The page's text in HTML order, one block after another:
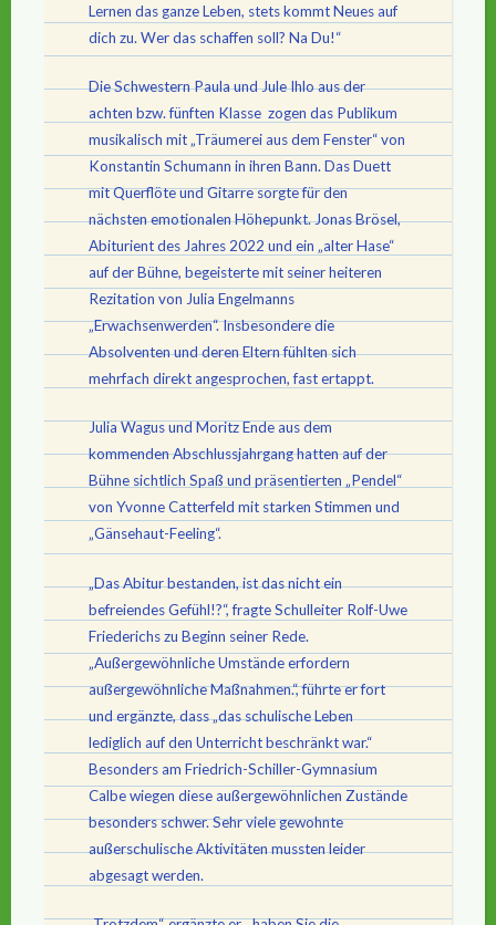
Lernen das ganze Leben, stets kommt Neues auf
dich zu. Wer das schaffen soll? Na Du!“
Die Schwestern Paula und Jule Ihlo aus der
achten bzw. fünften Klasse zogen das Publikum
musikalisch mit „Träumerei aus dem Fenster“ von
Konstantin Schumann in ihren Bann. Das Duett
mit Querflöte und Gitarre sorgte für den
nächsten emotionalen Höhepunkt. Jonas Brösel,
Abiturient des Jahres 2022 und ein „alter Hase“
auf der Bühne, begeisterte mit seiner heiteren
Rezitation von Julia Engelmanns
„Erwachsenwerden“. Insbesondere die
Absolventen und deren Eltern fühlten sich
mehrfach direkt angesprochen, fast ertappt.
Julia Wagus und Moritz Ende aus dem
kommenden Abschlussjahrgang hatten auf der
Bühne sichtlich Spaß und präsentierten „Pendel“
von Yvonne Catterfeld mit starken Stimmen und
„Gänsehaut-Feeling“.
„Das Abitur bestanden, ist das nicht ein
befreiendes Gefühl!?“, fragte Schulleiter Rolf-Uwe
Friederichs zu Beginn seiner Rede.
„Außergewöhnliche Umstände erfordern
außergewöhnliche Maßnahmen.“, führte er fort
und ergänzte, dass „das schulische Leben
lediglich auf den Unterricht beschränkt war.“
Besonders am Friedrich-Schiller-Gymnasium
Calbe wiegen diese außergewöhnlichen Zustände
besonders schwer. Sehr viele gewohnte
außerschulische Aktivitäten mussten leider
abgesagt werden.